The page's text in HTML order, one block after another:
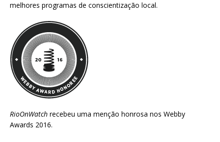
melhores programas de conscientização local.
RioOnWatch recebeu uma menção honrosa nos Webby
Awards 2016.